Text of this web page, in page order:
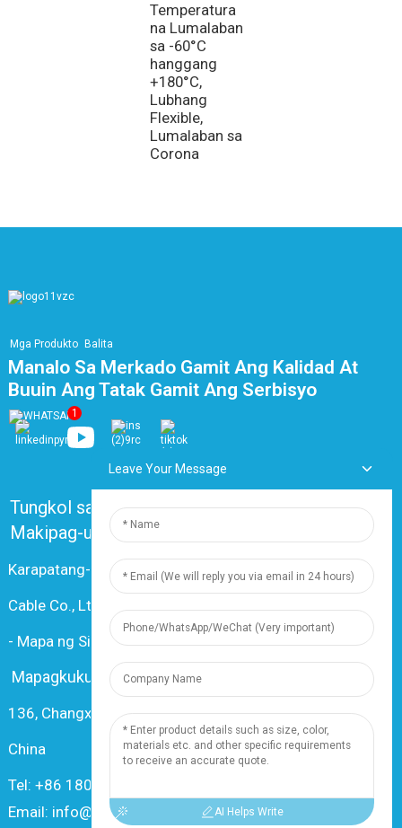
Temperatura
na Lumalaban
sa -60°C
hanggang
+180°C,
Lubhang
Flexible,
Lumalaban sa
Corona
Mga Produkto Balita
Manalo Sa Merkado Gamit Ang Kalidad At
Buuin Ang Tatak Gamit Ang Serbisyo
Tungkol sa Amin Mga Madalas Itanong
Makipag-ugnayan sa Amin
Karapatang-ari © 2024 Shanghai Dingzun Electric &
Cable Co., Ltd. Lahat ng karapatan ay nakalaan
- Mapa ng Site - Resource
Mapagkukunan
136, Changxiang Rd., Nanxiang Town, 201802, Shanghai,
China
Tel: +86 18019377761
Email: info@dingzuncable.com
1
Leave Your Message
AI Helps Write